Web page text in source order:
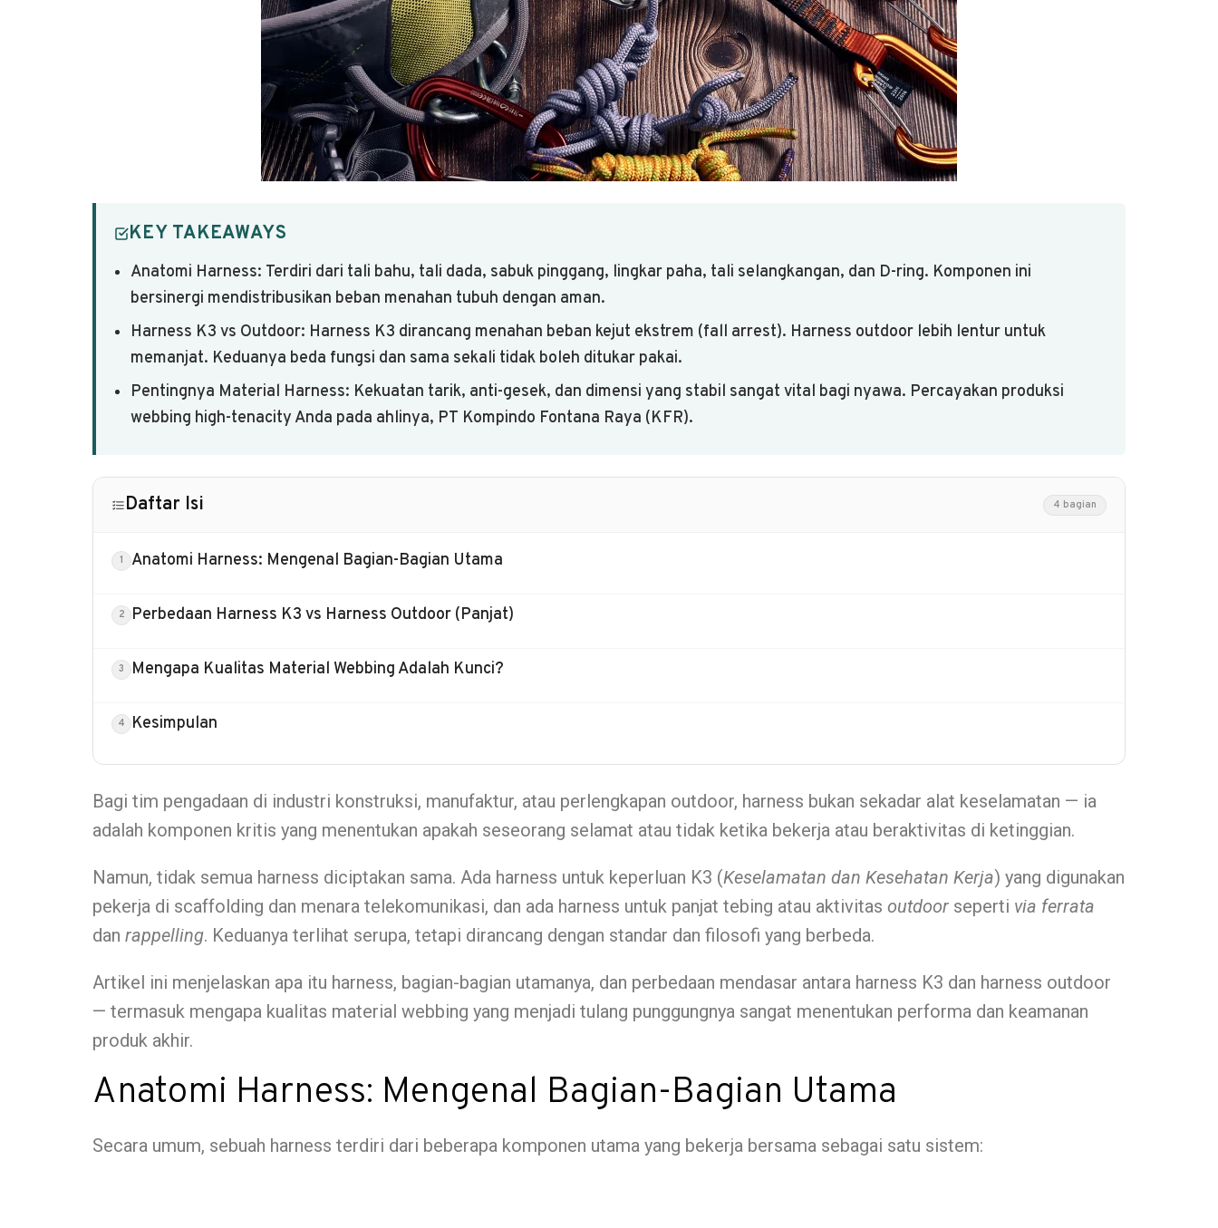
KEY TAKEAWAYS
Anatomi Harness: Terdiri dari tali bahu, tali dada, sabuk pinggang, lingkar paha, tali selangkangan, dan D-ring. Komponen ini
bersinergi mendistribusikan beban menahan tubuh dengan aman.
Harness K3 vs Outdoor: Harness K3 dirancang menahan beban kejut ekstrem (fall arrest). Harness outdoor lebih lentur untuk
memanjat. Keduanya beda fungsi dan sama sekali tidak boleh ditukar pakai.
Pentingnya Material Harness: Kekuatan tarik, anti-gesek, dan dimensi yang stabil sangat vital bagi nyawa. Percayakan produksi
webbing high-tenacity Anda pada ahlinya, PT Kompindo Fontana Raya (KFR).
Daftar Isi 4 bagian
Anatomi Harness: Mengenal Bagian-Bagian Utama
Perbedaan Harness K3 vs Harness Outdoor (Panjat)
Mengapa Kualitas Material Webbing Adalah Kunci?
Kesimpulan
Bagi tim pengadaan di industri konstruksi, manufaktur, atau perlengkapan outdoor, harness bukan sekadar alat keselamatan — ia
adalah komponen kritis yang menentukan apakah seseorang selamat atau tidak ketika bekerja atau beraktivitas di ketinggian.
Namun, tidak semua harness diciptakan sama. Ada harness untuk keperluan K3 (Keselamatan dan Kesehatan Kerja) yang digunakan
pekerja di scaffolding dan menara telekomunikasi, dan ada harness untuk panjat tebing atau aktivitas outdoor seperti via ferrata
dan rappelling. Keduanya terlihat serupa, tetapi dirancang dengan standar dan filosofi yang berbeda.
Artikel ini menjelaskan apa itu harness, bagian-bagian utamanya, dan perbedaan mendasar antara harness K3 dan harness outdoor
— termasuk mengapa kualitas material webbing yang menjadi tulang punggungnya sangat menentukan performa dan keamanan
produk akhir.
Anatomi Harness: Mengenal Bagian-Bagian Utama
Secara umum, sebuah harness terdiri dari beberapa komponen utama yang bekerja bersama sebagai satu sistem: